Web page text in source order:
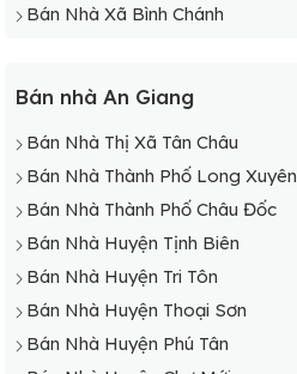
Bán Nhà Xã Bình Chánh
Bán nhà An Giang
Bán Nhà Thị Xã Tân Châu
Bán Nhà Thành Phố Long Xuyên
Bán Nhà Thành Phố Châu Đốc
Bán Nhà Huyện Tịnh Biên
Bán Nhà Huyện Tri Tôn
Bán Nhà Huyện Thoại Sơn
Bán Nhà Huyện Phú Tân